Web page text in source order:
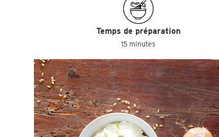
Temps de préparation
15 minutes